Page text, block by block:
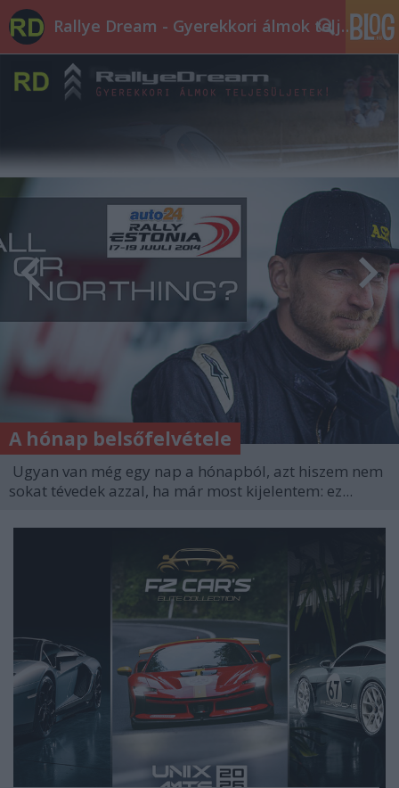
Rallye Dream - Gyerekkori álmok teljesüljetek!
A hónap belsőfelvétele
Ugyan van még egy nap a hónapból, azt hiszem nem
sokat tévedek azzal, ha már most kijelentem: ez...